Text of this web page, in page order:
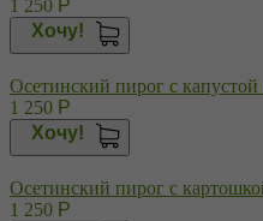
1 250 Р
Хочу!
Осетинский пирог с
1 250 Р
Хочу!
Осетинский пирог с
1 250 Р